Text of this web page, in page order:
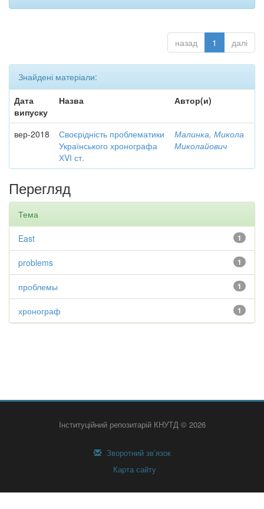
назад 1 далі
Знайдені матеріали:
Дата
випуску
Назва Автор(и)
вер-2018
Своєрідність проблематики
Українського хронографа
ХVІ ст.
Малинка, Микола
Миколайович
Перегляд
Тема
1
East
1
problems
1
проблемы
1
хронограф
Інституційний репозитарій КНУТД © 2026
Зворотний зв’язок
Карта сайту